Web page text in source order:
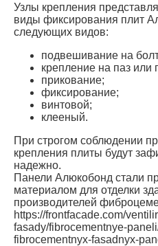
Узлы крепления
виды фиксирования плит
следующих видов:
подвешивание на
крепление на паз или
прикование;
фиксирование;
винтовой;
клееный.
При строгом соблюдении
крепления плиты будут
надежно.
Панели Алюкобонд стали
материалом для отделки
производителей
https://frontfacade.com/
fasady/fibrocementnye-
fibrocementnyx-fasadnyx-